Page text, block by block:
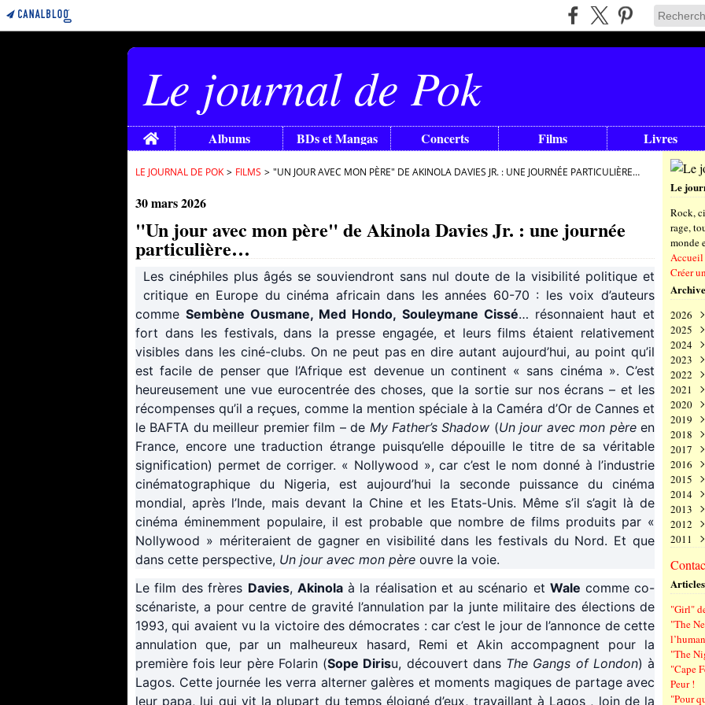
Le journal de Pok
Home Albums BDs et Mangas Concerts Films Livres
LE JOURNAL DE POK > FILMS > "UN JOUR AVEC MON PÈRE" DE AKINOLA DAVIES JR. : UNE JOURNÉE PARTICULIÈRE…
30 mars 2026
"Un jour avec mon père" de Akinola Davies Jr. : une journée
particulière…
Les cinéphiles plus âgés se souviendront sans nul doute de la visibilité politique et
critique en Europe du cinéma africain dans les années 60-70 : les voix d’auteurs
comme Sembène Ousmane, Med Hondo, Souleymane Cissé… résonnaient haut et
fort dans les festivals, dans la presse engagée, et leurs films étaient relativement
visibles dans les ciné-clubs. On ne peut pas en dire autant aujourd’hui, au point qu’il
est facile de penser que l’Afrique est devenue un continent « sans cinéma ». C’est
heureusement une vue eurocentrée des choses, que la sortie sur nos écrans – et les
récompenses qu’il a reçues, comme la mention spéciale à la Caméra d’Or de Cannes et
le BAFTA du meilleur premier film – de My Father’s Shadow (Un jour avec mon père en
France, encore une traduction étrange puisqu’elle dépouille le titre de sa véritable
signification) permet de corriger. « Nollywood », car c’est le nom donné à l’industrie
cinématographique du Nigeria, est aujourd’hui la seconde puissance du cinéma
mondial, après l’Inde, mais devant la Chine et les Etats-Unis. Même s’il s’agit là de
cinéma éminemment populaire, il est probable que nombre de films produits par «
Nollywood » mériteraient de gagner en visibilité dans les festivals du Nord. Et que
dans cette perspective, Un jour avec mon père ouvre la voie.
Le film des frères Davies, Akinola à la réalisation et au scénario et Wale comme co-
scénariste, a pour centre de gravité l’annulation par la junte militaire des élections de
1993, qui avaient vu la victoire des démocrates : car c’est le jour de l’annonce de cette
annulation que, par un malheureux hasard, Remi et Akin accompagnent pour la
première fois leur père Folarin (Sope Dirisu, découvert dans The Gangs of London) à
Lagos. Cette journée les verra alterner galères et moments magiques de partage avec
leur papa, lui qui vit la plupart du temps éloigné d’eux, travaillant à Lagos , loin de la
Le
Rock,
rage,
monde
Créer
2026
Août
Juillet
Juin
Mai
Avril
Mars
2025
Août
Juillet
Juin
Mai
Avril
Mars
2024
Août
Juillet
Juin
Mai
Avril
Mars
2023
Août
Juillet
Juin
Mai
Avril
Mars
2022
Août
Juillet
Juin
Mai
Avril
Mars
2021
Août
Juillet
Juin
Mai
Avril
Mars
2020
Août
Juillet
Juin
Mai
Avril
2019
Août
Juillet
Juin
Mai
2018
Août
Juillet
Juin
Mars
2017
Août
Juillet
Mai
Avril
2016
Août
Juin
Mai
2015
Juin
Mai
2014
Juin
Mai
2013
Août
Juin
Mai
2012
Juin
Mai
2011
"Girl"
"The
"The
"Cape
Peur !
"Pour